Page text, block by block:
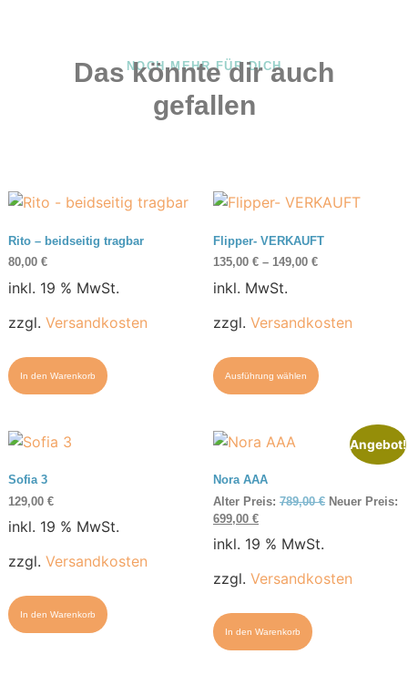
NOCH MEHR FÜR DICH
Das könnte dir auch
gefallen
Rito – beidseitig tragbar
80,00 €
inkl. 19 % MwSt.
zzgl. Versandkosten
In den Warenkorb
Flipper- VERKAUFT
135,00 € – 149,00 €
inkl. MwSt.
zzgl. Versandkosten
Ausführung wählen
Sofia 3
129,00 €
inkl. 19 % MwSt.
zzgl. Versandkosten
In den Warenkorb
Angebot!
Nora AAA
Alter Preis: 789,00€ Neuer Preis:
699,00 €
inkl. 19 % MwSt.
zzgl. Versandkosten
In den Warenkorb